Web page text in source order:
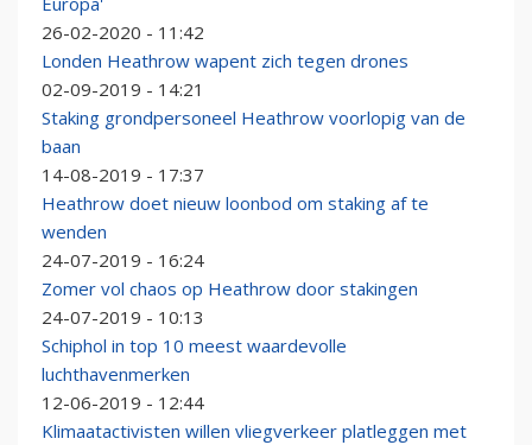
26-02-2020 - 11:42
Londen Heathrow wapent zich tegen drones
02-09-2019 - 14:21
Staking grondpersoneel Heathrow voorlopig van de
baan
14-08-2019 - 17:37
Heathrow doet nieuw loonbod om staking af te
wenden
24-07-2019 - 16:24
Zomer vol chaos op Heathrow door stakingen
24-07-2019 - 10:13
Schiphol in top 10 meest waardevolle
luchthavenmerken
12-06-2019 - 12:44
Klimaatactivisten willen vliegverkeer platleggen met